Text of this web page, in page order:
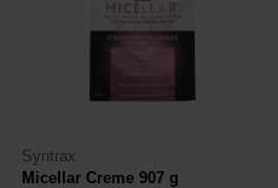
Syntrax
Micellar Creme 907 g